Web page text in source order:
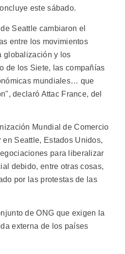
este sábado.
Seattle cambiaron el
entre los movimientos
globalización y los
de los Siete, las compañías
mundiales… que
declaró Attac France, del
Mundial de Comercio
en Seattle, Estados Unidos,
para liberalizar
debido, entre otras cosas,
por las protestas de las
de ONG que exigen la
externa de los países